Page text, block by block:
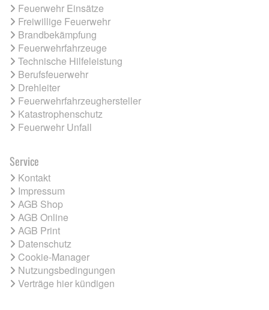
Feuerwehr Einsätze
Freiwillige Feuerwehr
Brandbekämpfung
Feuerwehrfahrzeuge
Technische Hilfeleistung
Berufsfeuerwehr
Drehleiter
Feuerwehrfahrzeughersteller
Katastrophenschutz
Feuerwehr Unfall
Service
Kontakt
Impressum
AGB Shop
AGB Online
AGB Print
Datenschutz
Cookie-Manager
Nutzungsbedingungen
Verträge hier kündigen